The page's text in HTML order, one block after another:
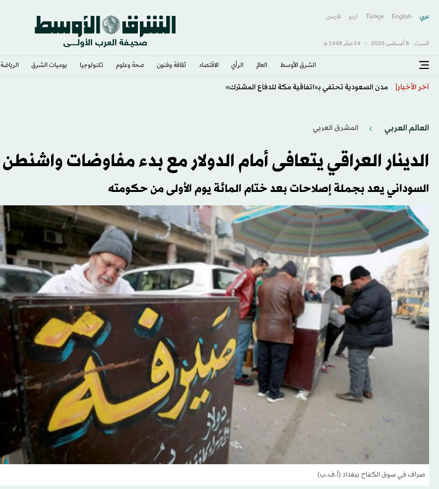
عربي English
Türkçe اردو فارسى
السبت, 8 أغسطس 2026 - 24 صفَر 1448 هـ
الشرق الأوسط​ العالم الرأي الاقتصاد ثقافة وفنون صحة وعلوم تكنولوجيا يوميات الشرق​ الرياضة
آخر الأخبار جيمس تالاريكو... يأمل في إنهاء إبعاد «ديمقراطيي» تكساس عن مجلس الشيوخ
العالم العربي المشرق العربي
الدينار العراقي يتعافى أمام الدولار مع بدء مفاوضات واشنطن
السوداني يعد بجملة إصلاحات بعد ختام المائة يوم الأولى من حكومته
صراف في سوق الكفاح ببغداد (أ.ف.ب)